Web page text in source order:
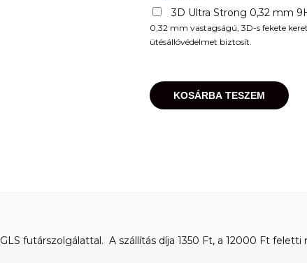
3D Ultra Strong 0,32 mm
0,32 mm vastagságú, 3D-s fekete
ütésállóvédelmet biztosít.
KOSÁRBA TESZEM
futárszolgálattal. A szállítás díja 1350 Ft, a 12000 Ft